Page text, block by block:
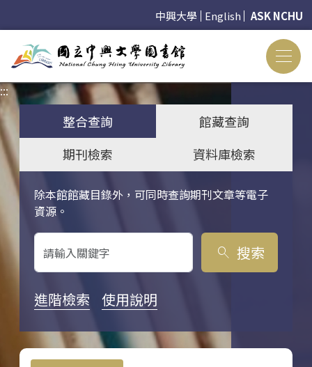
中興大學 English ASK NCHU
:::
整合查詢
館藏查詢
期刊檢索
資料庫檢索
除本館館藏目錄外，可同時查詢期刊文章等電子
資源。
關鍵字搜尋
search 搜索
進階檢索 使用說明